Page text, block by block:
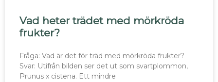
Vad heter trädet med mörkröda
frukter?
Fråga: Vad är det för träd med mörkröda frukter?
Svar: Utifrån bilden ser det ut som svartplommon,
Prunus x cistena. Ett mindre